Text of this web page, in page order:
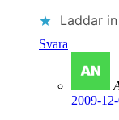
Laddar
Svara
2009-